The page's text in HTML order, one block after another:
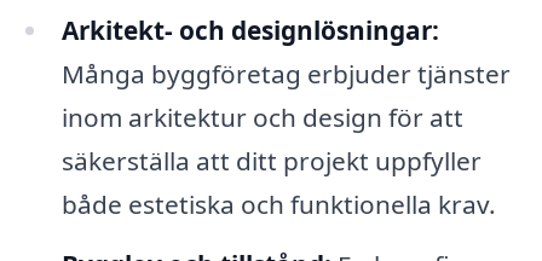
Arkitekt- och designlösningar:
Många byggföretag erbjuder tjänster
inom arkitektur och design för att
säkerställa att ditt projekt uppfyller
både estetiska och funktionella krav.